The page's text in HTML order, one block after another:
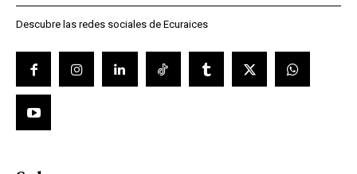
Descubre las redes sociales de Ecuraices